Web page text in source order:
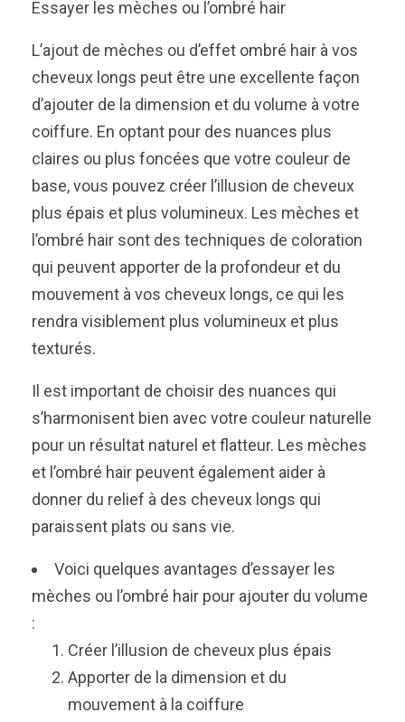
Essayer les mèches ou l’ombré hair
L’ajout de mèches ou d’effet ombré hair à vos
cheveux longs peut être une excellente façon
d’ajouter de la dimension et du volume à votre
coiffure. En optant pour des nuances plus
claires ou plus foncées que votre couleur de
base, vous pouvez créer l’illusion de cheveux
plus épais et plus volumineux. Les mèches et
l’ombré hair sont des techniques de coloration
qui peuvent apporter de la profondeur et du
mouvement à vos cheveux longs, ce qui les
rendra visiblement plus volumineux et plus
texturés.
Il est important de choisir des nuances qui
s’harmonisent bien avec votre couleur naturelle
pour un résultat naturel et flatteur. Les mèches
et l’ombré hair peuvent également aider à
donner du relief à des cheveux longs qui
paraissent plats ou sans vie.
Voici quelques avantages d’essayer les
mèches ou l’ombré hair pour ajouter du volume
:
Créer l’illusion de cheveux plus épais
Apporter de la dimension et du
mouvement à la coiffure